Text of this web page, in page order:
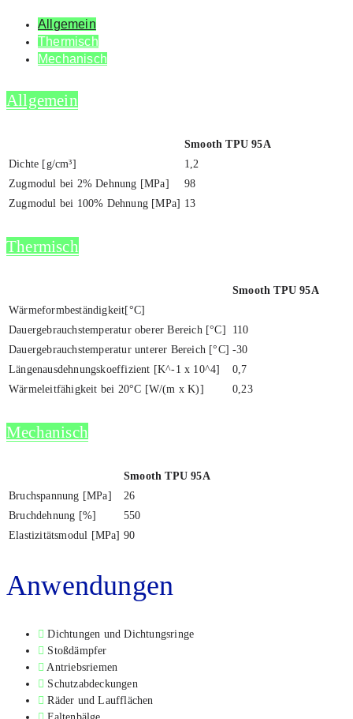
All­ge­mein
Ther­misch
Mecha­nisch
All­ge­mein
Smooth TPU 95A
Dich­te [g/cm³]
1,2
Zug­mo­dul bei 2% Deh­nung [MPa]
98
Zug­mo­dul bei 100% Deh­nung [MPa] 13
Ther­misch
Smooth TPU 95A
Wärmeformbeständigkeit[°C]
Dau­er­ge­brauchs­tem­pe­ra­tur obe­rer Bereich [°C]
110
Dau­er­ge­brauchs­tem­pe­ra­tur unte­rer Bereich [°C] -30
Län­gen­aus­deh­nungs­ko­ef­fi­zi­ent [K^-1 x 10^4]
0,7
Wär­me­leit­fä­hig­keit bei 20°C [W/(m x K)]
0,23
Mecha­nisch
Smooth TPU 95A
Bruch­span­nung [MPa]
26
Bruch­deh­nung [%]
550
Elas­ti­zi­täts­mo­dul [MPa] 90
Anwen­dun­gen
Dich­tun­gen und Dich­tungs­rin­ge
Stoß­dämp­fer
Antriebs­rie­men
Schutz­ab­de­ckun­gen
Räder und Lauf­flä­chen